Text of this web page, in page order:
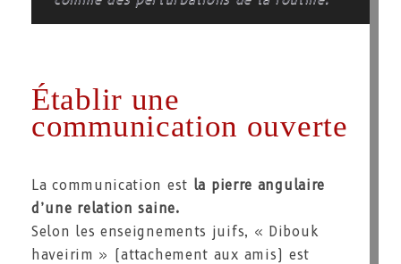
Établir une
communication ouverte
La communication est la pierre angulaire
d’une relation saine.
Selon les enseignements juifs, « Dibouk
haveirim » (attachement aux amis) est